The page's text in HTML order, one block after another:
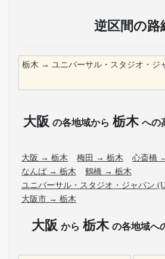
逆区間の路
栃木 → ユニバーサル・スタジオ・ジ
大阪 の各地域から 栃木 への
大阪 → 栃木 梅田 → 栃木 心斎橋
なんば → 栃木 鶴橋 → 栃木
ユニバーサル・スタジオ・ジャパン
大阪市 → 栃木
大阪 から 栃木 の各地域へ